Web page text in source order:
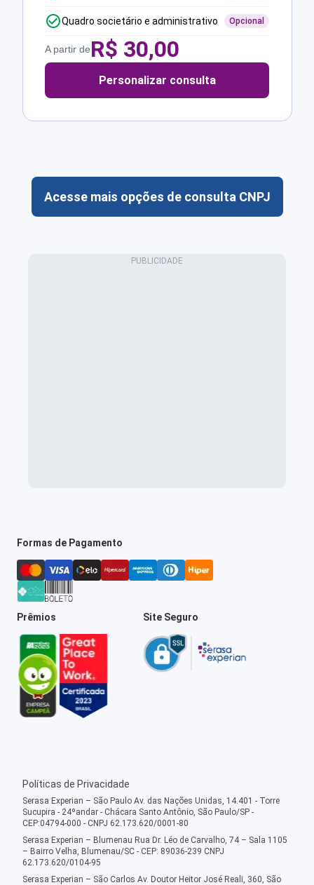
Quadro societário e administrativo Opcional
A partir deR$ 30,00
Personalizar consulta
Acesse mais opções de consulta CNPJ
Formas de Pagamento
Prêmios Site Seguro
Políticas de Privacidade
Serasa Experian – São Paulo Av. das Nações Unidas, 14.401 - Torre
Sucupira - 24ºandar - Chácara Santo Antônio, São Paulo/SP -
CEP:04794-000 - CNPJ 62.173.620/0001-80
Serasa Experian – Blumenau Rua Dr. Léo de Carvalho, 74 – Sala 1105
– Bairro Velha, Blumenau/SC - CEP: 89036-239 CNPJ
62.173.620/0104-95
Serasa Experian – São Carlos Av. Doutor Heitor José Reali, 360, São